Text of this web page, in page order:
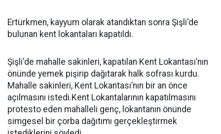
Ertürkmen, kayyum olarak atandıktan sonra Şişli'de
bulunan kent lokantaları kapatıldı.
Şişli'de mahalle sakinleri, kapatılan Kent Lokantası’nın
önünde yemek pişirip dağıtarak halk sofrası kurdu.
Mahalle sakinleri, Kent Lokantası’nın bir an önce
açılmasını istedi.Kent Lokantalarının kapatılmasını
protesto eden mahalleli genç, lokantanın önünde
simgesel bir çorba dağıtımı gerçekleştirmek